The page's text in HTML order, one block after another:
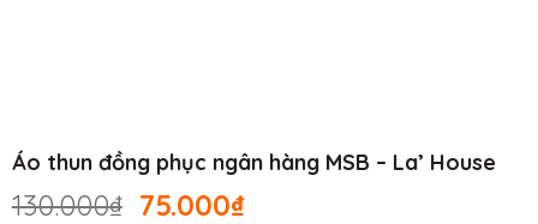
Áo thun đồng phục ngân hàng MSB – La’ House
130.000₫ 75.000₫